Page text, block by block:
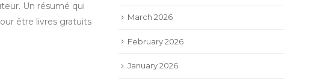
Un résumé qui
être livres gratuits
March 2026
February 2026
January 2026